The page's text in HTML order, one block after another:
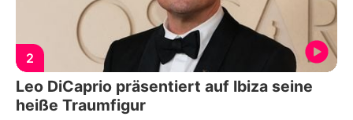
2
Leo DiCaprio präsentiert auf Ibiza seine
heiße Traumfigur